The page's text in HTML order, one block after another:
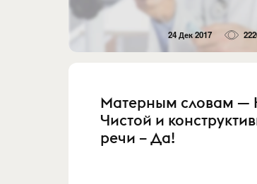
24 Дек 2017
Матерным словам —
Чистой и
речи – Да!